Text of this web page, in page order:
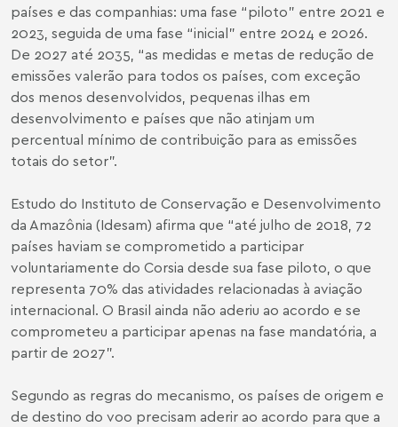
países e das companhias: uma fase “piloto” entre 2021 e
2023, seguida de uma fase “inicial” entre 2024 e 2026.
De 2027 até 2035, “as medidas e metas de redução de
emissões valerão para todos os países, com exceção
dos menos desenvolvidos, pequenas ilhas em
desenvolvimento e países que não atinjam um
percentual mínimo de contribuição para as emissões
totais do setor”.
Estudo do Instituto de Conservação e Desenvolvimento
da Amazônia (Idesam) afirma que “até julho de 2018, 72
países haviam se comprometido a participar
voluntariamente do Corsia desde sua fase piloto, o que
representa 70% das atividades relacionadas à aviação
internacional. O Brasil ainda não aderiu ao acordo e se
comprometeu a participar apenas na fase mandatória, a
partir de 2027”.
Segundo as regras do mecanismo, os países de origem e
de destino do voo precisam aderir ao acordo para que a